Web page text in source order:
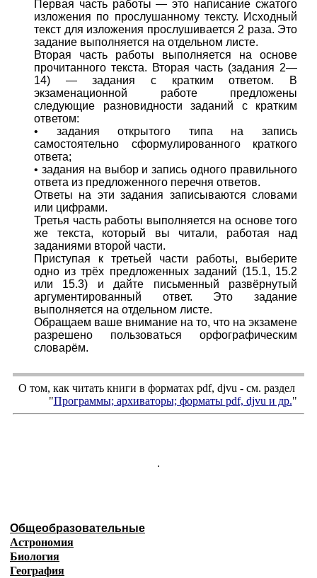
Первая часть работы — это написание сжатого
изложения по прослушанному тексту. Исходный
текст для изложения прослушивается 2 раза. Это
задание выполняется на отдельном листе.
Вторая часть работы выполняется на основе
прочитанного текста. Вторая часть (задания 2—
14) — задания с кратким ответом. В
экзаменационной работе предложены
следующие разновидности заданий с кратким
ответом:
• задания открытого типа на запись
самостоятельно сформулированного краткого
ответа;
• задания на выбор и запись одного правильного
ответа из предложенного перечня ответов.
Ответы на эти задания записываются словами
или цифрами.
Третья часть работы выполняется на основе того
же текста, который вы читали, работая над
заданиями второй части.
Приступая к третьей части работы, выберите
одно из трёх предложенных заданий (15.1, 15.2
или 15.3) и дайте письменный развёрнутый
аргументированный ответ. Это задание
выполняется на отдельном листе.
Обращаем ваше внимание на то, что на экзамене
разрешено пользоваться орфографическим
словарём.
О том, как читать книги в форматах pdf, djvu - см. раздел
"Программы; архиваторы; форматы pdf, djvu и др."
.
Общеобразовательные
Астрономия
Биология
География